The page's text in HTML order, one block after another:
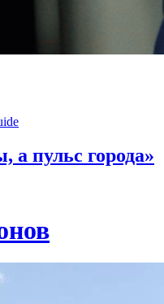
а пульс города»